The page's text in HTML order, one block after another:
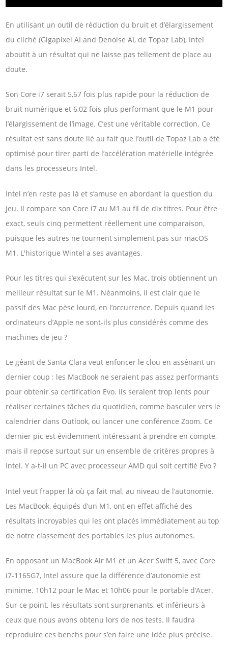
En utilisant un outil de réduction du bruit et d’élargissement
du cliché (Gigapixel AI and Denoise AI, de Topaz Lab), Intel
aboutit à un résultat qui ne laisse pas tellement de place au
doute.
Son Core i7 serait 5,67 fois plus rapide pour la réduction de
bruit numérique et 6,02 fois plus performant que le M1 pour
l’élargissement de l’image. C’est une véritable correction. Ce
résultat est sans doute lié au fait que l’outil de Topaz Lab a été
optimisé pour tirer parti de l’accélération matérielle intégrée
dans les processeurs Intel.
Intel n’en reste pas là et s’amuse en abordant la question du
jeu. Il compare son Core i7 au M1 au fil de dix titres. Pour être
exact, seuls cinq permettent réellement une comparaison,
puisque les autres ne tournent simplement pas sur macOS
M1. L'historique Wintel a ses avantages.
Pour les titres qui s’exécutent sur les Mac, trois obtiennent un
meilleur résultat sur le M1. Néanmoins, il est clair que le
passif des Mac pèse lourd, en l’occurrence. Depuis quand les
ordinateurs d’Apple ne sont-ils plus considérés comme des
machines de jeu ?
Le géant de Santa Clara veut enfoncer le clou en assénant un
dernier coup : les MacBook ne seraient pas assez performants
pour obtenir sa certification Evo. Ils seraient trop lents pour
réaliser certaines tâches du quotidien, comme basculer vers le
calendrier dans Outlook, ou lancer une conférence Zoom. Ce
dernier pic est évidemment intéressant à prendre en compte,
mais il repose surtout sur un ensemble de critères propres à
Intel. Y a-t-il un PC avec processeur AMD qui soit certifié Evo ?
Intel veut frapper là où ça fait mal, au niveau de l’autonomie.
Les MacBook, équipés d’un M1, ont en effet affiché des
résultats incroyables qui les ont placés immédiatement au top
de notre classement des portables les plus autonomes.
En opposant un MacBook Air M1 et un Acer Swift 5, avec Core
i7-1165G7, Intel assure que la différence d’autonomie est
minime. 10h12 pour le Mac et 10h06 pour le portable d’Acer.
Sur ce point, les résultats sont surprenants, et inférieurs à
ceux que nous avons obtenu lors de nos tests. Il faudra
reproduire ces benchs pour s’en faire une idée plus précise.